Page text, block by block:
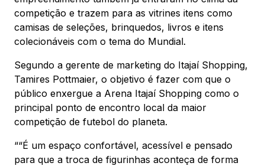
competição e trazem para as vitrines itens como
camisas de seleções, brinquedos, livros e itens
colecionáveis com o tema do Mundial.
Segundo a gerente de marketing do Itajaí Shopping,
Tamires Pottmaier, o objetivo é fazer com que o
público enxergue a Arena Itajaí Shopping como o
principal ponto de encontro local da maior
competição de futebol do planeta.
““É um espaço confortável, acessível e pensado
para que a troca de figurinhas aconteça de forma